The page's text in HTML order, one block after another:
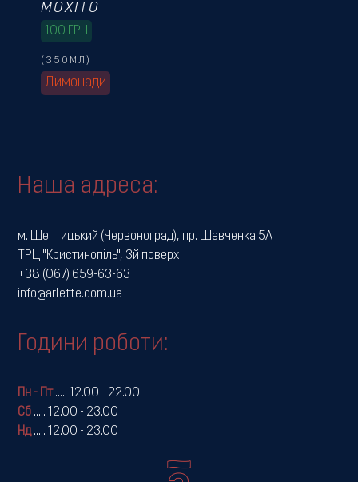
Лимонади
(350МЛ)
МОХІТО
100 ГРН
Наша адреса:
м. Шептицький (Червоноград), пр. Шевченка 5А
ТРЦ "Кристинопіль", 3й поверх
+38 (067) 659-63-63
info@arlette.com.ua
Години роботи:
Пн - Пт..... 12.00 - 22.00
Сб ..... 12.00 - 23.00
Нд..... 12.00 - 23.00